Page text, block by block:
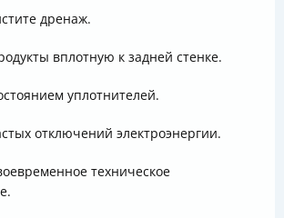
дренаж.
вплотную к задней стенке.
уплотнителей.
отключений электроэнергии.
техническое